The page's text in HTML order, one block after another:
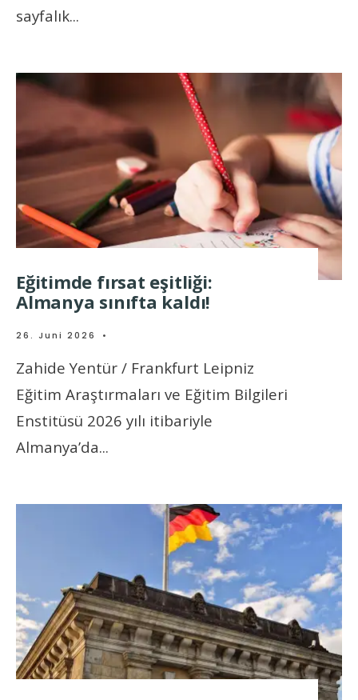
sayfalık...
Eğitimde fırsat eşitliği:
Almanya sınıfta kaldı!
26. Juni 2026 •
Zahide Yentür / Frankfurt Leipniz
Eğitim Araştırmaları ve Eğitim Bilgileri
Enstitüsü 2026 yılı itibariyle
Almanya’da...